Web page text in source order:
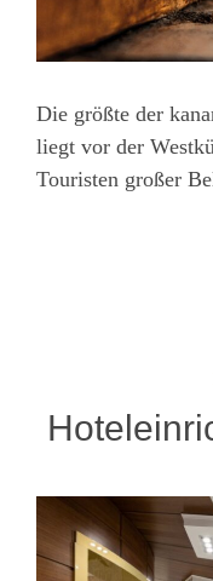
Die größte der
liegt vor der
Touristen großer